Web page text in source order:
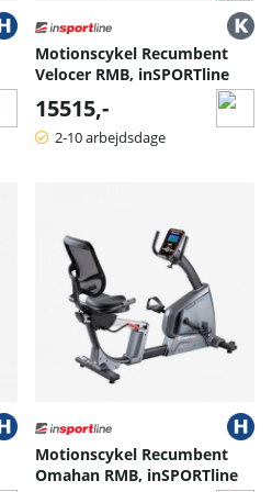
Motionscykel Recumbent
Velocer RMB, inSPORTline
15515,-
2-10 arbejdsdage
Motionscykel Recumbent
Omahan RMB, inSPORTline